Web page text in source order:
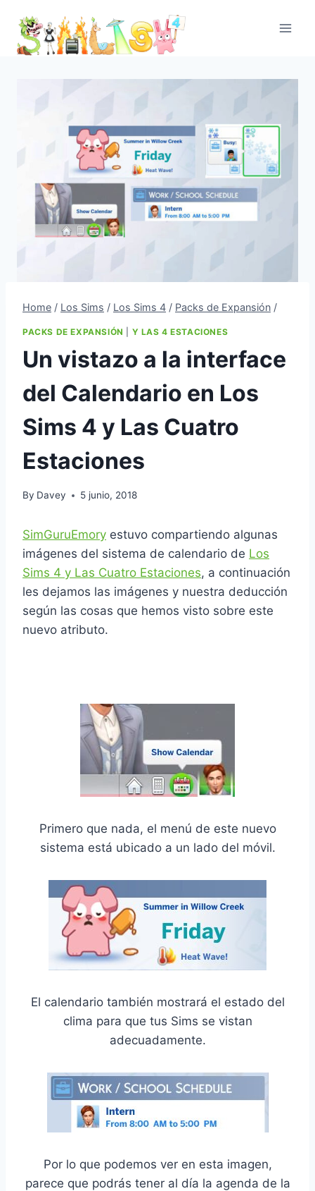
content
Home / Los Sims / Los Sims 4 / Packs de Expansión /
PACKS DE EXPANSIÓN Y LAS 4 ESTACIONES
Un vistazo a la interface
del Calendario en Los
Sims 4 y Las Cuatro
Estaciones
By Davey 5 junio, 2018
SimGuruEmory estuvo compartiendo algunas
imágenes del sistema de calendario de Los
Sims 4 y Las Cuatro Estaciones, a continuación
les dejamos las imágenes y nuestra deducción
según las cosas que hemos visto sobre este
nuevo atributo.
Primero que nada, el menú de este nuevo
sistema está ubicado a un lado del móvil.
El calendario también mostrará el estado del
clima para que tus Sims se vistan
adecuadamente.
Por lo que podemos ver en esta imagen,
parece que podrás tener al día la agenda de la